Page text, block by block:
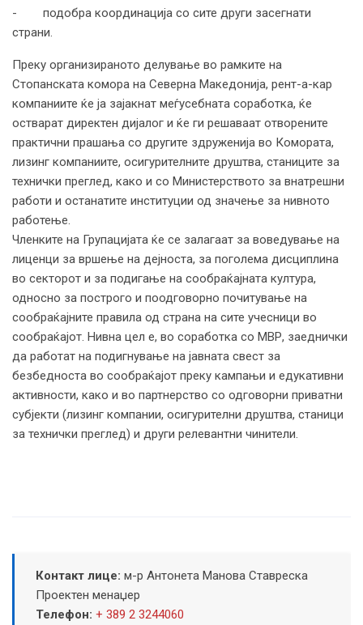
- подобра координација со сите други засегнати
страни.
Преку организираното делување во рамките на
Стопанската комора на Северна Македонија, рент-а-кар
компаниите ќе ја зајакнат меѓусебната соработка, ќе
остварат директен дијалог и ќе ги решаваат отворените
практични прашања со другите здруженија во Комората,
лизинг компаниите, осигурителните друштва, станиците за
технички преглед, како и со Министерството за внатрешни
работи и останатите институции од значење за нивното
работење.
Членките на Групацијата ќе се залагаат за воведување на
лиценци за вршење на дејноста, за поголема дисциплина
во секторот и за подигање на сообраќајната култура,
односно за построго и поодговорно почитување на
сообраќајните правила од страна на сите учесници во
сообраќајот. Нивна цел е, во соработка со МВР, заеднички
да работат на подигнување на јавната свест за
безбедноста во сообраќајот преку кампањи и едукативни
активности, како и во партнерство со одговорни приватни
субјекти (лизинг компании, осигурителни друштва, станици
за технички преглед) и други релевантни чинители.
Контакт лице: м-р Антонета Манова Ставреска
Проектен менаџер
Телефон: + 389 2 3244060